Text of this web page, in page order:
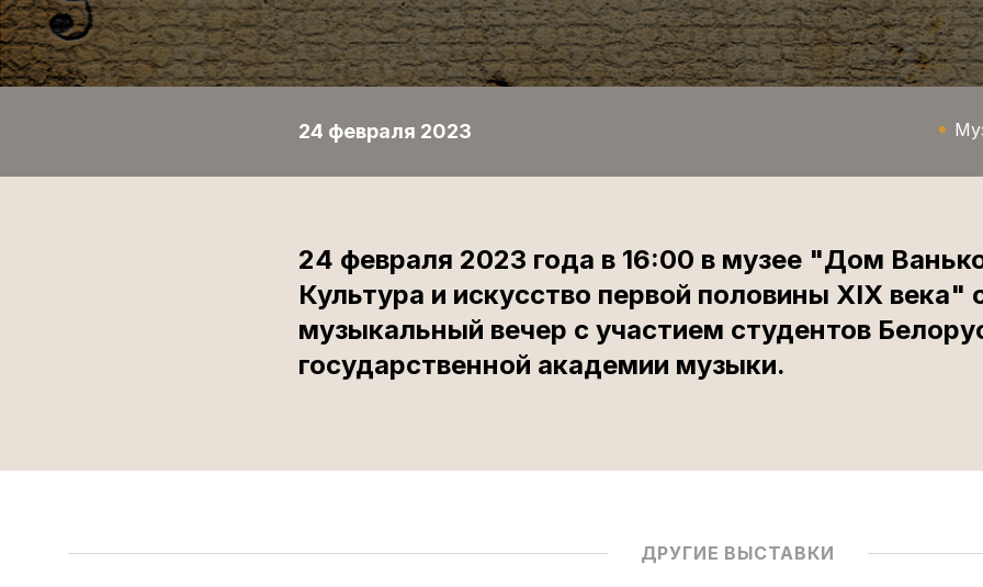
24 февраля 2023
24 февраля 2023 года в 16:00 в музее "Дом
Культура и искусство первой половины ХIХ века"
музыкальный вечер с участием студентов
государственной академии музыки.
ДРУГИЕ ВЫСТАВКИ